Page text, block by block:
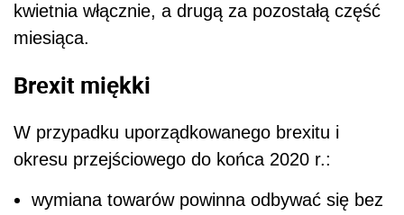
kwietnia włącznie, a drugą za pozostałą część
miesiąca.
Brexit miękki
W przypadku uporządkowanego brexitu i
okresu przejściowego do końca 2020 r.:
wymiana towarów powinna odbywać się bez